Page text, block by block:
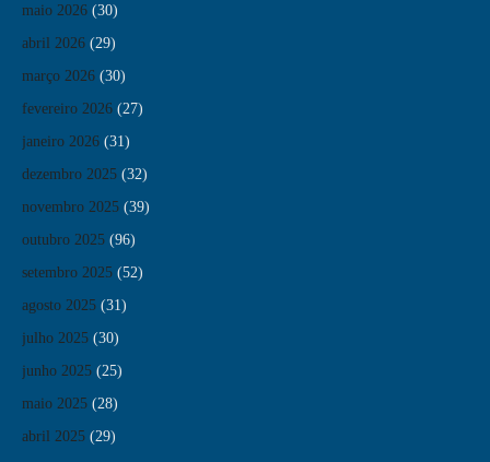
maio 2026 (30)
abril 2026 (29)
março 2026 (30)
fevereiro 2026 (27)
janeiro 2026 (31)
dezembro 2025 (32)
novembro 2025 (39)
outubro 2025 (96)
setembro 2025 (52)
agosto 2025 (31)
julho 2025 (30)
junho 2025 (25)
maio 2025 (28)
abril 2025 (29)